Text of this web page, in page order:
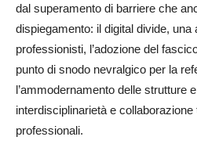
dal superamento di barriere che
dispiegamento: il digital divide,
professionisti, l’adozione del
punto di snodo nevralgico per la
l’ammodernamento delle strutture
interdisciplinarietà e
professionali.